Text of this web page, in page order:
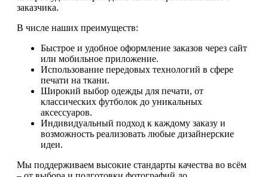
заказчика.
В числе наших преимуществ:
Быстрое и удобное оформление заказов через сайт
или мобильное приложение.
Использование передовых технологий в сфере
печати на ткани.
Широкий выбор одежды для печати, от
классических футболок до уникальных
аксессуаров.
Индивидуальный подход к каждому заказу и
возможность реализовать любые дизайнерские
идеи.
Мы поддерживаем высокие стандарты качества во всём